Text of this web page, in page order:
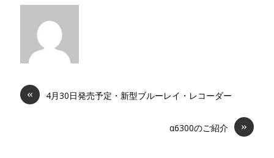
« 4月30日発売予定・新型ブルーレイ・レコーダー
»
α6300のご紹介